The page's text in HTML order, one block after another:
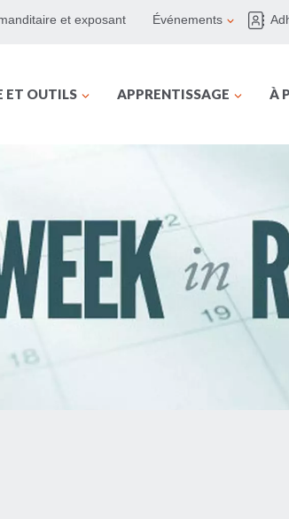
et exposant Événements
ET OUTILS APPRENTISSAGE À